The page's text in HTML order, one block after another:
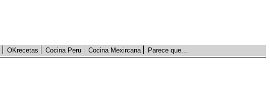
OKrecetas Cocina Peru Cocina Mexircana Parece que...